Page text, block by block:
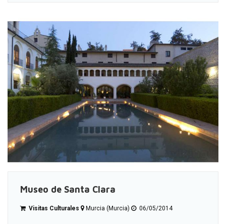
Museo de Santa Clara
Visitas Culturales Murcia (Murcia) 06/05/2014